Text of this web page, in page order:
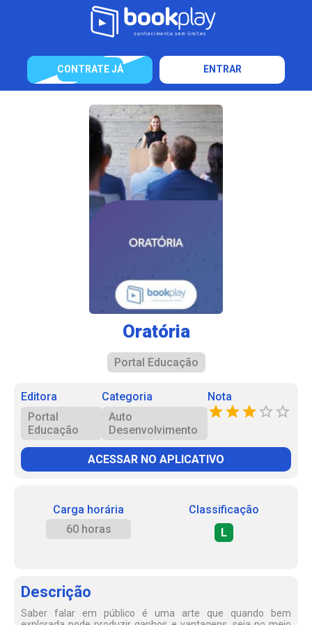
CONTRATE JÁ ENTRAR
Oratória
Portal Educação
Editora
Portal
Educação
Categoria
Auto
Desenvolvimento
Nota
ACESSAR NO APLICATIVO
Carga horária
60 horas
Classificação
L
Descrição
Saber falar em público é uma arte que quando bem